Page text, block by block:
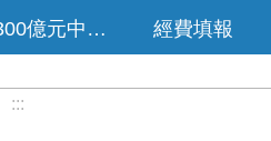
300億元中央擴大租金補貼專區 經費填報
:::